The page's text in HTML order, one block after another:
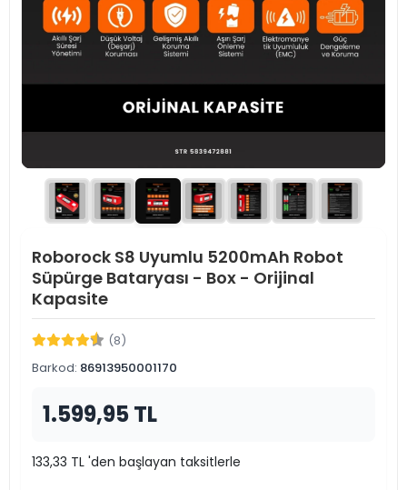
Roborock S8 Uyumlu 5200mAh Robot
Süpürge Bataryası - Box - Orijinal
Kapasite
(8)
Barkod: 86913950001170
1.599,95 TL
133,33 TL 'den başlayan taksitlerle